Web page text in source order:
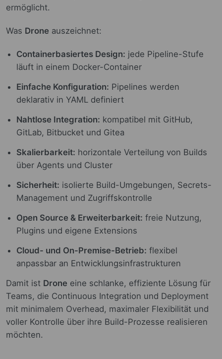
ermöglicht.
Was Drone auszeichnet:
Containerbasiertes Design: jede Pipeline-Stufe
läuft in einem Docker-Container
Einfache Konfiguration: Pipelines werden
deklarativ in YAML definiert
Nahtlose Integration: kompatibel mit GitHub,
GitLab, Bitbucket und Gitea
Skalierbarkeit: horizontale Verteilung von Builds
über Agents und Cluster
Sicherheit: isolierte Build-Umgebungen, Secrets-
Management und Zugriffskontrolle
Open Source & Erweiterbarkeit: freie Nutzung,
Plugins und eigene Extensions
Cloud- und On-Premise-Betrieb: flexibel
anpassbar an Entwicklungsinfrastrukturen
Damit ist Drone eine schlanke, effiziente Lösung für
Teams, die Continuous Integration und Deployment
mit minimalem Overhead, maximaler Flexibilität und
voller Kontrolle über ihre Build-Prozesse realisieren
möchten.